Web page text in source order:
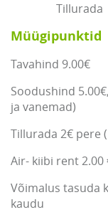
Tillurada
Müügipunktid
Tavahind 9.00€
Soodushind
ja vanemad)
Tillurada 2€ pere
Air- kiibi rent 2.00
Võimalus tasuda
kaudu